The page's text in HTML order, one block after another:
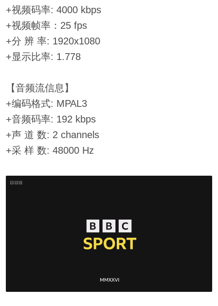
+视频码率: 4000 kbps
+视频帧率：25 fps
+分 辨 率: 1920x1080
+显示比率: 1.778
【音频流信息】
+编码格式: MPAL3
+音频码率: 192 kbps
+声 道 数: 2 channels
+采 样 数: 48000 Hz